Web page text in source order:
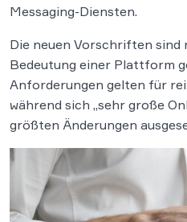
Messaging-Diensten.
Die neuen Vorschriften sind
Bedeutung einer Plattform
Anforderungen gelten für
während sich „sehr große
größten Änderungen